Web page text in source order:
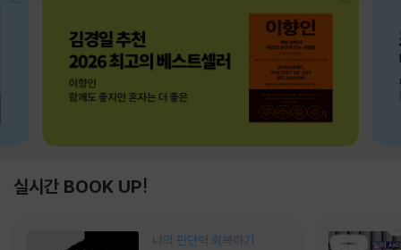
실시간 BOOK UP!
나의 판단력 회복하기